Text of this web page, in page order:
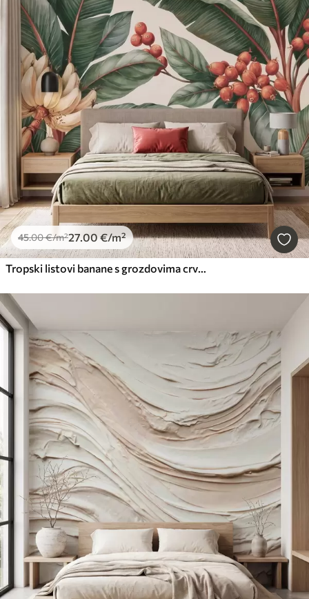
45.00€/m²27.00€/m²
Tropski listovi banane s grozdovima crvenih bobica kave, akvarelni stil